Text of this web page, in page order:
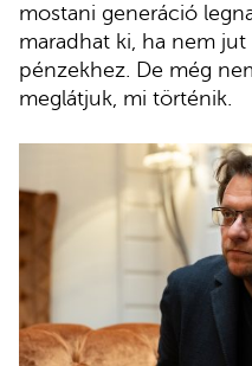
mostani generáció
maradhat ki, ha nem
pénzekhez. De még
meglátjuk, mi történik.